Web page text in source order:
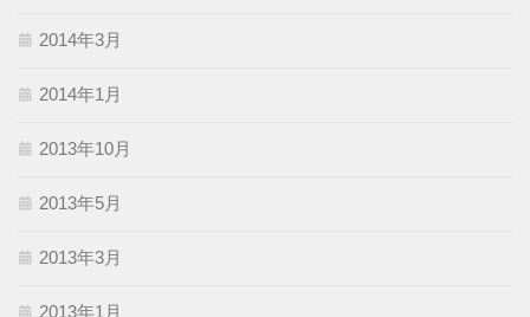
2014年3月
2014年1月
2013年10月
2013年5月
2013年3月
2013年1月